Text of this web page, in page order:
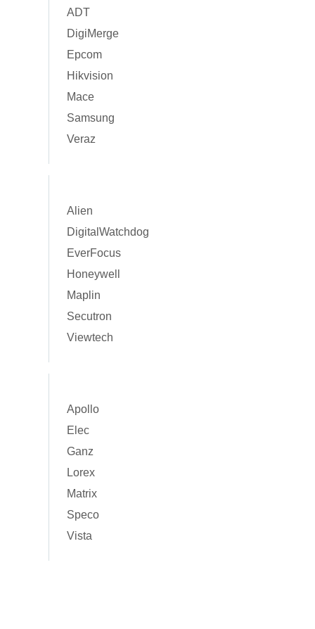
ADT
DigiMerge
Epcom
Hikvision
Mace
Samsung
Veraz
Alien
DigitalWatchdog
EverFocus
Honeywell
Maplin
Secutron
Viewtech
Apollo
Elec
Ganz
Lorex
Matrix
Speco
Vista